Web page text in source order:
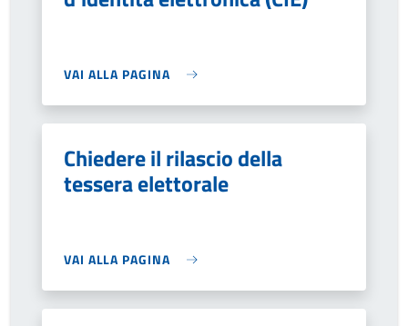
VAI ALLA PAGINA
Chiedere il rilascio della
tessera elettorale
VAI ALLA PAGINA